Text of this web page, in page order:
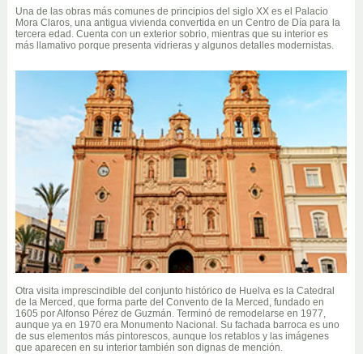
Una de las obras más comunes de principios del siglo XX es el Palacio
Mora Claros, una antigua vivienda convertida en un Centro de Día para la
tercera edad. Cuenta con un exterior sobrio, mientras que su interior es
más llamativo porque presenta vidrieras y algunos detalles modernistas.
Otra visita imprescindible del conjunto histórico de Huelva es la Catedral
de la Merced, que forma parte del Convento de la Merced, fundado en
1605 por Alfonso Pérez de Guzmán. Terminó de remodelarse en 1977,
aunque ya en 1970 era Monumento Nacional. Su fachada barroca es uno
de sus elementos más pintorescos, aunque los retablos y las imágenes
que aparecen en su interior también son dignas de mención.